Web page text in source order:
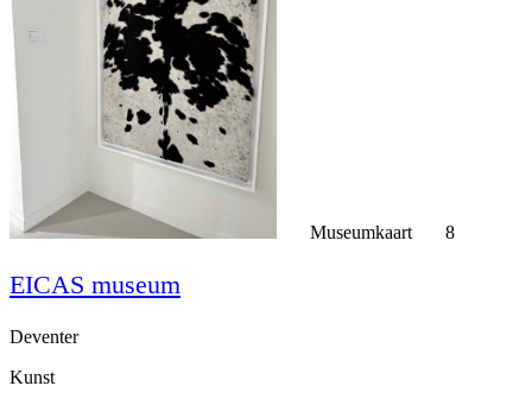
Museumkaart 8
EICAS museum
Deventer
Kunst